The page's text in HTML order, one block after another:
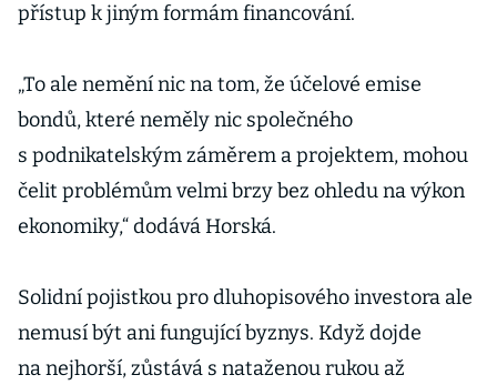
přístup k jiným formám financování.
„To ale nemění nic na tom, že účelové emise
bondů, které neměly nic společného
s podnikatelským záměrem a projektem, mohou
čelit problémům velmi brzy bez ohledu na výkon
ekonomiky,“ dodává Horská.
Solidní pojistkou pro dluhopisového investora ale
nemusí být ani fungující byznys. Když dojde
na nejhorší, zůstává s nataženou rukou až